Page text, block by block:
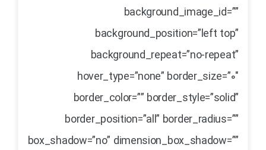
background_image_id=””
background_position=”left top”
background_repeat=”no-repeat”
hover_type=”none” border_size=”0″
border_color=”” border_style=”solid”
border_position=”all” border_radius=””
box_shadow=”no” dimension_box_shadow=””